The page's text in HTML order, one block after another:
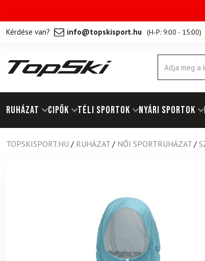
Kérdése van? info@topskisport.hu (H-P: 9:00 - 15:00)
Products
search
RUHÁZAT Cipők TÉLI SPORTOK NYÁRI SPORTOK
TOPSKISPORT.HU / RUHÁZAT / NŐI SPORTRUHÁZAT /